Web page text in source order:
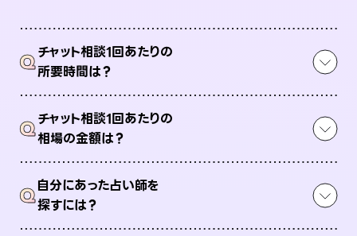
Qチャット相談1回あたりの
所要時間は？
Qチャット相談1回あたりの
相場の金額は？
Q自分にあった占い師を
探すには？